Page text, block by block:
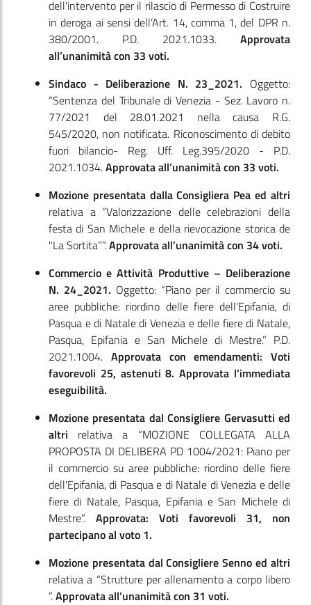
dell'intervento per il rilascio di Permesso di Costruire
in deroga ai sensi dell’Art. 14, comma 1, del DPR n.
380/2001. P.D. 2021.1033. Approvata
all’unanimità con 33 voti.
Sindaco - Deliberazione N. 23_2021. Oggetto:
“Sentenza del Tribunale di Venezia - Sez. Lavoro n.
77/2021 del 28.01.2021 nella causa R.G.
545/2020, non notificata. Riconoscimento di debito
fuori bilancio- Reg. Uff. Leg.395/2020 - P.D.
2021.1034.Approvata all’unanimità con 33 voti.
Mozione presentata dalla Consigliera Pea ed altri
relativa a “Valorizzazione delle celebrazioni della
festa di San Michele e della rievocazione storica de
"La Sortita””.Approvata all’unanimità con 34 voti.
Commercio e Attività Produttive – Deliberazione
N. 24_2021. Oggetto: “Piano per il commercio su
aree pubbliche: riordino delle fiere dell'Epifania, di
Pasqua e di Natale di Venezia e delle fiere di Natale,
Pasqua, Epifania e San Michele di Mestre.” P.D.
2021.1004. Approvata con emendamenti: Voti
favorevoli 25, astenuti 8. Approvata l’immediata
eseguibilità.
Mozione presentata dal Consigliere Gervasutti ed
altri relativa a “MOZIONE COLLEGATA ALLA
PROPOSTA DI DELIBERA PD 1004/2021: Piano per
il commercio su aree pubbliche: riordino delle fiere
dell'Epifania, di Pasqua e di Natale di Venezia e delle
fiere di Natale, Pasqua, Epifania e San Michele di
Mestre”. Approvata: Voti favorevoli 31, non
partecipano al voto 1.
Mozione presentata dal Consigliere Senno ed altri
relativa a “Strutture per allenamento a corpo libero
”.Approvata all’unanimità con 31 voti.